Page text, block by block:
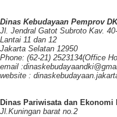
Dinas Kebudayaan Pemprov
Jl. Jendral Gatot Subroto Kav.
Lantai 11 dan 12
Jakarta Selatan 12950
Phone: (62-21) 2523134(Office
email
website :
Dinas Pariwisata dan Ekonomi
Jl.Kuningan barat no.2